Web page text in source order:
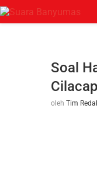
Soal
oleh Tim